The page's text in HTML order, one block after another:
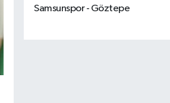
Samsunspor - Göztepe